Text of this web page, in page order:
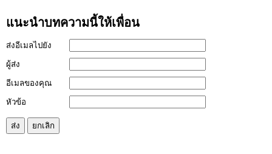
แนะนำบทความนี้ให้เพื่อน
ส่งอีเมลไปยัง
ผู้ส่ง
อีเมลของคุณ
หัวข้อ
ส่ง ยกเลิก